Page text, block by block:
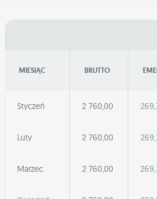
MIESIĄC BRUTTO
Styczeń 2 760,00
Luty 2 760,00
Marzec 2 760,00